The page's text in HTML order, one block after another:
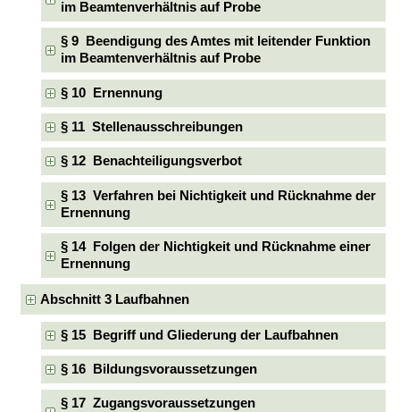
im Beamtenverhältnis auf Probe
§ 9 Beendigung des Amtes mit leitender Funktion
im Beamtenverhältnis auf Probe
§ 10 Ernennung
§ 11 Stellenausschreibungen
§ 12 Benachteiligungsverbot
§ 13 Verfahren bei Nichtigkeit und Rücknahme der
Ernennung
§ 14 Folgen der Nichtigkeit und Rücknahme einer
Ernennung
Abschnitt 3 Laufbahnen
§ 15 Begriff und Gliederung der Laufbahnen
§ 16 Bildungsvoraussetzungen
§ 17 Zugangsvoraussetzungen